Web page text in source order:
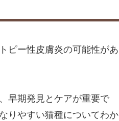
ピー性皮膚炎の可能性があ
早期発見とケアが重要で
りやすい猫種についてわか